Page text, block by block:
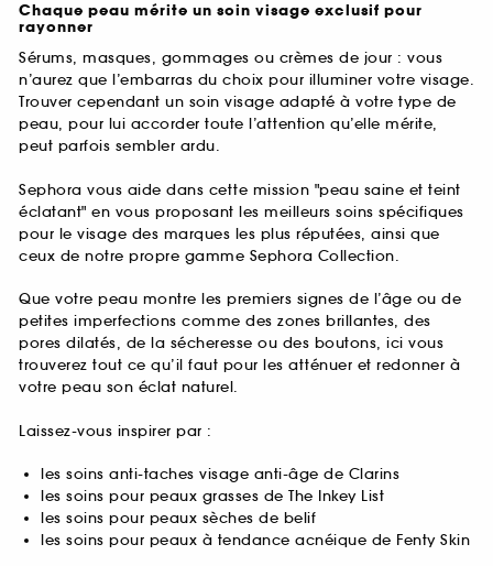
Chaque peau mérite un soin visage exclusif pour
rayonner
Sérums, masques, gommages ou crèmes de jour : vous
n’aurez que l’embarras du choix pour illuminer votre visage.
Trouver cependant un soin visage adapté à votre type de
peau, pour lui accorder toute l’attention qu’elle mérite,
peut parfois sembler ardu.
Sephora vous aide dans cette mission "peau saine et teint
éclatant" en vous proposant les meilleurs soins spécifiques
pour le visage des marques les plus réputées, ainsi que
ceux de notre propre gamme Sephora Collection.
Que votre peau montre les premiers signes de l’âge ou de
petites imperfections comme des zones brillantes, des
pores dilatés, de la sécheresse ou des boutons, ici vous
trouverez tout ce qu’il faut pour les atténuer et redonner à
votre peau son éclat naturel.
Laissez-vous inspirer par :
les soins anti-taches visage anti-âge de Clarins
les soins pour peaux grasses de The Inkey List
les soins pour peaux sèches de belif
les soins pour peaux à tendance acnéique de Fenty Skin